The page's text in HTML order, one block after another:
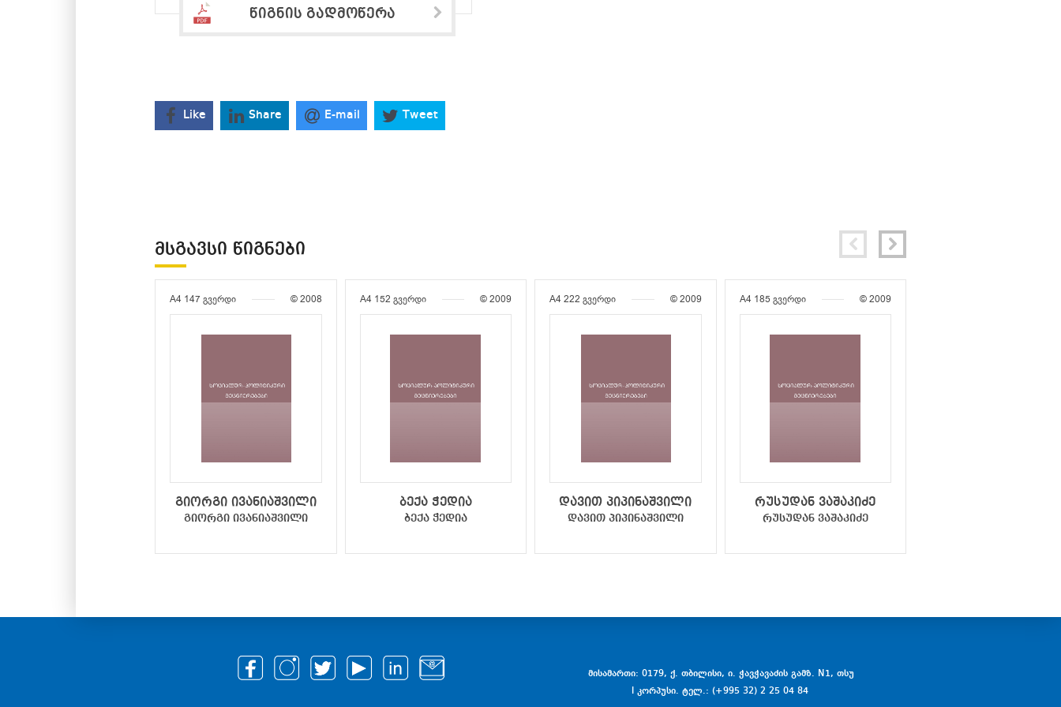
წიგნის გადმოწერა
Like Share E-mail Tweet
ᲛᲡᲒᲐᲕᲡᲘ ᲬᲘᲒᲜᲔᲑᲘ
A4 147 გვერდი © 2008
გიორგი ივანიაშვილი
გიორგი ივანიაშვილი
A4 152 გვერდი © 2009
ბექა ჭედია
ბექა ჭედია
A4 222 გვერდი © 2009
დავით პიპინაშვილი
დავით პიპინაშვილი
A4 185 გვერდი © 2009
რუსუდან ვაშაკიძე
რუსუდან ვაშაკიძე
მისამართი: 0179, ქ. თბილისი, ი. ჭავჭავაძის გამზ. N1, თსუ
I კორპუსი. ტელ.: (+995 32) 2 25 04 84